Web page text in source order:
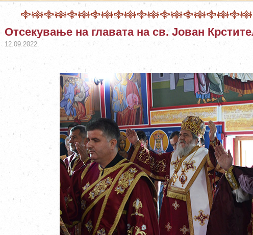
Отсекување на главата на св. Јован
12.09.2022.